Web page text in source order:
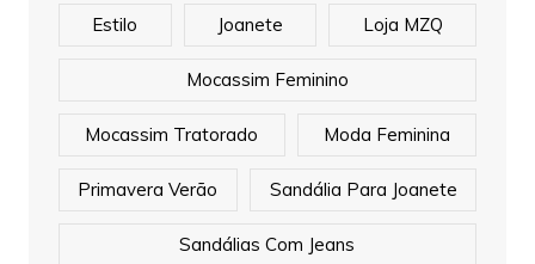
Estilo Joanete Loja MZQ
Mocassim Feminino
Mocassim Tratorado Moda Feminina
Primavera Verão Sandália Para Joanete
Sandálias Com Jeans